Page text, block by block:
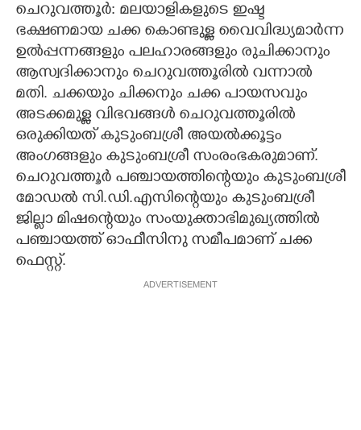
LITERATURE
ZOOM
CONTACT US
ചെറുവത്തൂർ: മലയാളികളുടെ ഇഷ്ട
ഭക്ഷണമായ ചക്ക കൊണ്ടുള്ള വൈവിദ്ധ്യമാർന്ന
ഉൽപ്പന്നങ്ങളും പലഹാരങ്ങളും രുചിക്കാനും
ആസ്വദിക്കാനും ചെറുവത്തൂരിൽ വന്നാൽ
മതി. ചക്കയും ചിക്കനും ചക്ക പായസവും
അടക്കമുള്ള വിഭവങ്ങൾ ചെറുവത്തൂരിൽ
ഒരുക്കിയത് കുടുംബശ്രീ അയൽക്കൂട്ടം
അംഗങ്ങളും കുടുംബശ്രീ സംരംഭകരുമാണ്.
ചെറുവത്തൂർ പഞ്ചായത്തിന്റെയും കുടുംബശ്രീ
മോഡൽ സി.ഡി.എസിന്റെയും കുടുംബശ്രീ
ജില്ലാ മിഷന്റെയും സംയുക്താഭിമുഖ്യത്തിൽ
പഞ്ചായത്ത് ഓഫീസിനു സമീപമാണ് ചക്ക
ഫെസ്റ്റ്.
ADVERTISEMENT